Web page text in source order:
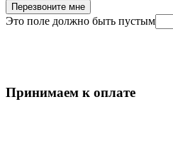
Перезвоните мне
Это поле должно быть пустым
Принимаем к оплате